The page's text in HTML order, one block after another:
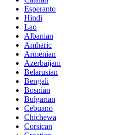
Esperanto
Hindi
Lao
Albanian
Amharic
Armenian
Azerbaijani
Belarusian
Bengali
Bosnian
Bulgarian
Cebuano
Chichewa
Corsican